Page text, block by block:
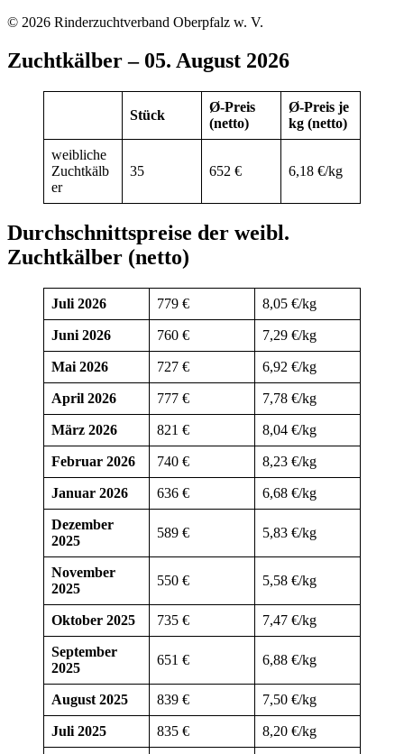
© 2026 Rinderzuchtverband Oberpfalz w. V.
Zuchtkälber – 05. August 2026
Stück
Ø-Preis
(netto)
Ø-Preis je
kg (netto)
weibliche
Zuchtkälb
er
35 652 € 6,18 €/kg
Durchschnittspreise der weibl.
Zuchtkälber (netto)
Juli 2026 779 € 8,05 €/kg
Juni 2026 760 € 7,29 €/kg
Mai 2026 727 € 6,92 €/kg
April 2026 777 € 7,78 €/kg
März 2026 821 € 8,04 €/kg
Februar 2026 740 € 8,23 €/kg
Januar 2026 636 € 6,68 €/kg
Dezember
2025
589 € 5,83 €/kg
November
2025
550 € 5,58 €/kg
Oktober 2025 735 € 7,47 €/kg
September
2025
651 € 6,88 €/kg
August 2025 839 € 7,50 €/kg
Juli 2025 835 € 8,20 €/kg